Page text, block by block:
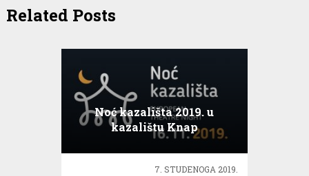
Related Posts
Noć kazališta 2019. u
kazalištu Knap
7. STUDENOGA 2019.